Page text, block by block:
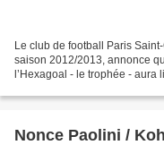
Le club de football Paris
saison 2012/2013, annonce
l’Hexagoal - le trophée - aura
Nonce Paolini /